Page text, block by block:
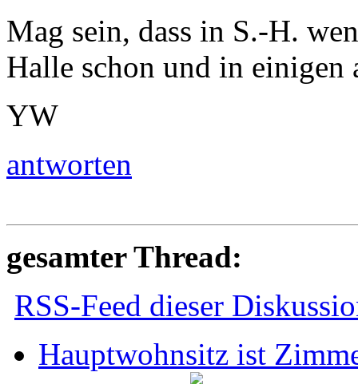
Mag sein, dass in S.-H.
Halle schon und in einigen
YW
antworten
gesamter Thread:
RSS-Feed dieser
Hauptwohnsitz ist